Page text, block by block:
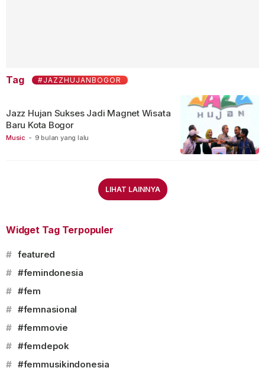
Tag #JAZZHUJANBOGOR
Music - 9 bulan yang lalu
Jazz Hujan Sukses Jadi Magnet Wisata
Baru Kota Bogor
LIHAT LAINNYA
Widget Tag Terpopuler
# featured
# #femindonesia
# #fem
# #femnasional
# #femmovie
# #femdepok
# #femmusikindonesia